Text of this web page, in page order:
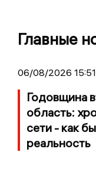
Главные
06/08/2026 15:51
Годовщина
область:
сети - как
реальность